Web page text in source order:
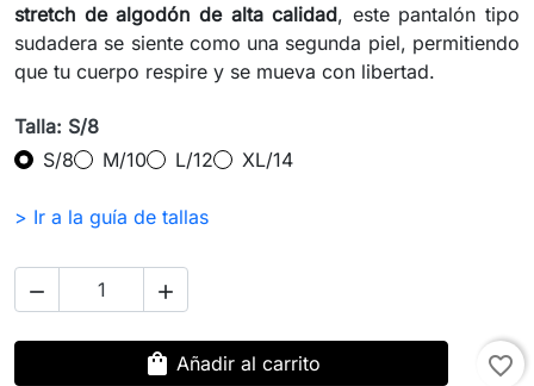
stretch de algodón de alta calidad, este pantalón tipo
sudadera se siente como una segunda piel, permitiendo
que tu cuerpo respire y se mueva con libertad.
Talla: S/8
S/8
M/10 L/12 XL/14
> Ir a la guía de tallas
 
shopping_bag Añadir al carrito favorite_border